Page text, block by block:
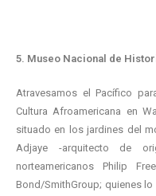
5. Museo Nacional de
Atravesamos el Pacífico
Cultura Afroamericana en
situado en los jardines del
Adjaye -arquitecto de
norteamericanos Philip
Bond/SmithGroup; quienes